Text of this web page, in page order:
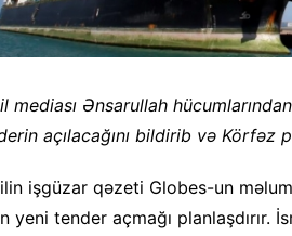
mediası Ənsarullah
açılacağını bildirib və
işgüzar qəzeti Globes-un
yeni tender açmağı